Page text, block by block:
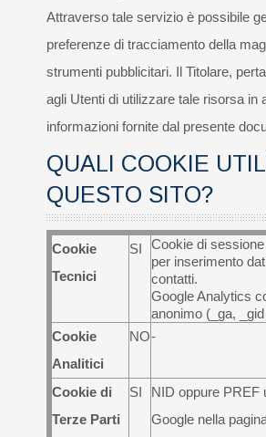
Attraverso tale servizio è possibile
preferenze di tracciamento della
strumenti pubblicitari. Il Titolare,
agli Utenti di utilizzare tale risorsa in
informazioni fornite dal presente
QUALI COOKIE
QUESTO SITO?
Cookie
Tecnici
SI
Cookie di
per inserimento
contatti.
Google Analytics
anonimo (_ga,
Cookie
Analitici
NO-
Cookie di
Terze Parti
SI
NID oppure PREF
Google nella